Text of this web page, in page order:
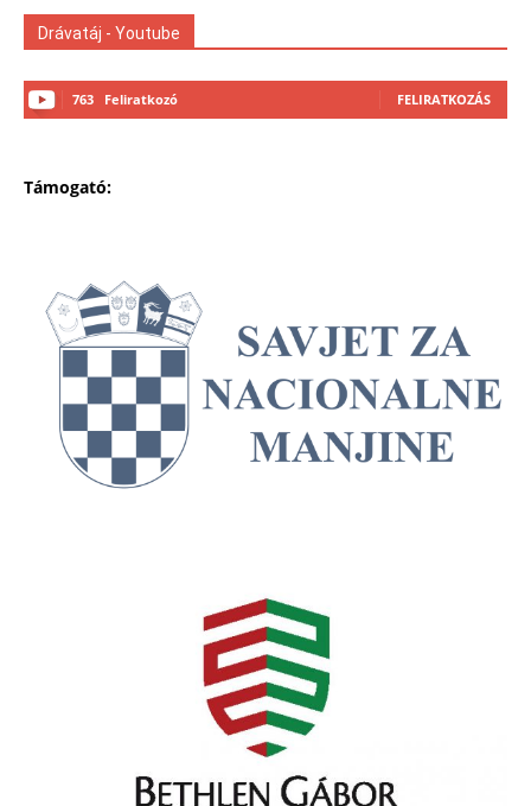
Drávatáj - Youtube
763 Feliratkozó FELIRATKOZÁS
Támogató: